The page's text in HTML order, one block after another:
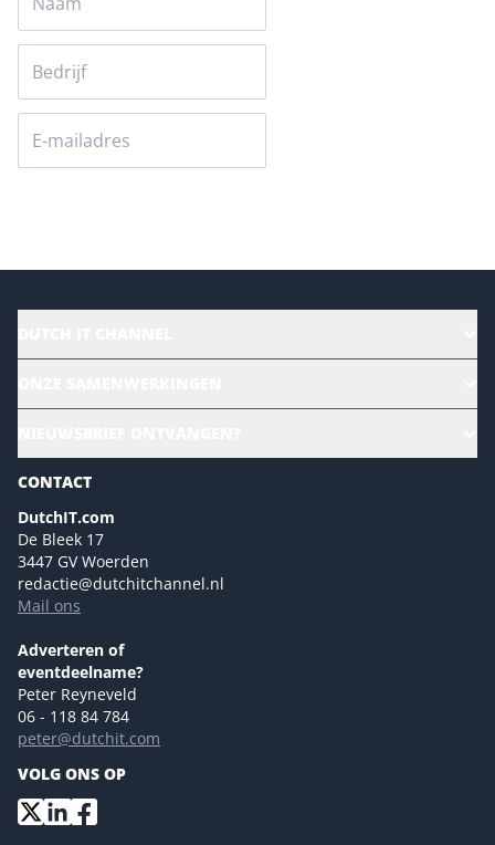
Magazines
Marketingmogelijkheden 2026
Eventmogelijkheden 2026
Advertising opportunities 2026 ENG
Event opportunities 2026 ENG
NL Digital
Versturen
CONTACT
DutchIT.com
De Bleek 17
3447 GV Woerden
redactie@dutchitchannel.nl
Mail ons
Adverteren of
eventdeelname?
Peter Reyneveld
06 - 118 84 784
peter@dutchit.com
VOLG ONS OP